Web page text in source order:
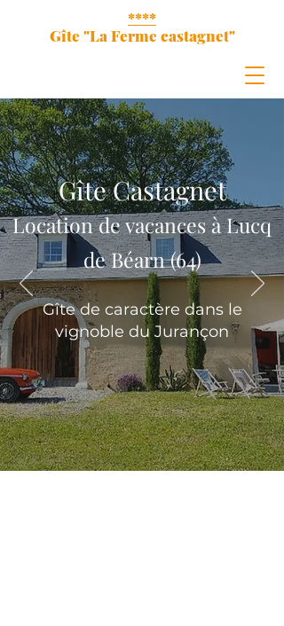
****
Gîte "La Ferme castagnet"
Gîte Castagnet
Location de vacances à Lucq
de Béarn (64)
Gîte de caractère dans le
vignoble du Jurançon